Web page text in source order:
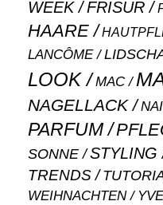
WEEK
FRISUR
HAARE
LANCÔME
LOOK MAC
NAGELLACK
PARFUM
SONNE STYLING
TRENDS
WEIHNACHTEN